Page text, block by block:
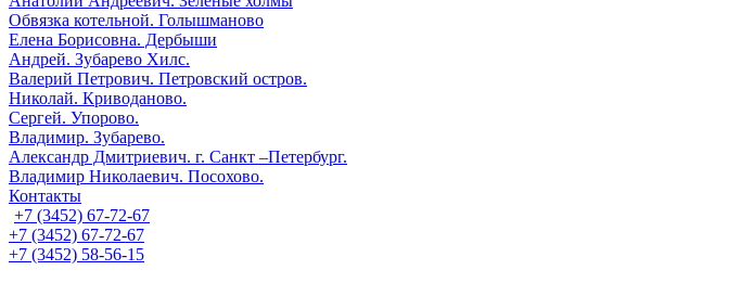
Обвязка котельной. Голышманово
Елена Борисовна. Дербыши
Андрей. Зубарево Хилс.
Валерий Петрович. Петровский остров.
Николай. Криводаново.
Сергей. Упорово.
Владимир. Зубарево.
Александр Дмитриевич. г. Санкт –Петербург.
Владимир Николаевич. Посохово.
Контакты
+7 (3452) 67-72-67
+7 (3452) 67-72-67
+7 (3452) 58-56-15